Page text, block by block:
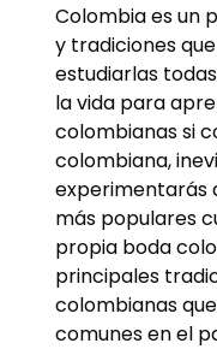
Colombia es un
y tradiciones
estudiarlas
la vida para
colombianas si
colombiana,
experimentarás
más populares
propia boda
principales
colombianas
comunes en el